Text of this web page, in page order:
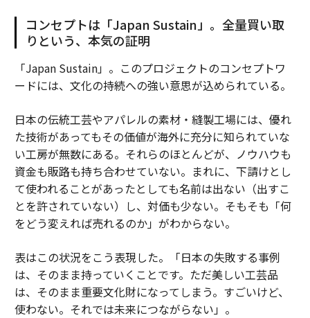
コンセプトは「Japan Sustain」。全量買い取
りという、本気の証明
「Japan Sustain」。このプロジェクトのコンセプトワ
ードには、文化の持続への強い意思が込められている。
日本の伝統工芸やアパレルの素材・縫製工場には、優れ
た技術があってもその価値が海外に充分に知られていな
い工房が無数にある。それらのほとんどが、ノウハウも
資金も販路も持ち合わせていない。まれに、下請けとし
て使われることがあったとしても名前は出ない（出すこ
とを許されていない）し、対価も少ない。そもそも「何
をどう変えれば売れるのか」がわからない。
表はこの状況をこう表現した。「日本の失敗する事例
は、そのまま持っていくことです。ただ美しい工芸品
は、そのまま重要文化財になってしまう。すごいけど、
使わない。それでは未来につながらない」。